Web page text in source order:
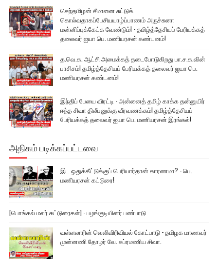
செந்தமிழன் சீமானை சுட்டுக்
கொல்வதாகப்பேசியயாழ்ப்பாணம் அருச்சுனா
மன்னிப்புக்கேட்க வேண்டும்! - தமிழ்த்தேசியப் பேரியக்கத்
தலைவர் ஐயா பெ. மணியரசன் கண்டனம்!
த.வெ.க. ஆட்சி அமைக்கத் தடைபோடுகிறது பா.ச.க.வின்
பாசிசம்! தமிழ்த்தேசியப் பேரியக்கத் தலைவர் ஐயா பெ.
மணியரசன் கண்டனம்!
இந்திப் பேயை விரட்டி - அன்னைத் தமிழ் காக்க தன்னுயிர்
ஈந்த சிவா திலீபனுக்கு வீரவணக்கம்! தமிழ்த்தேசியப்
பேரியக்கத் தலைவர் ஐயா பெ. மணியரசன் இரங்கல்!
அதிகம் படிக்கப்பட்டவை
இட ஒதுக்கீட்டுக்குப் பெரியார்தான் காரணமா? - பெ.
மணியரசன் கட்டுரை!
[பொங்கல் மலர் கட்டுரைகள்] - பழங்குடியினர் பண்பாடு
வள்ளலாரின் வெளிவிரிவியல் கோட்பாடு - தமிழக மாணவர்
முன்னணி தோழர் வே. சுப்ரமணிய சிவா.